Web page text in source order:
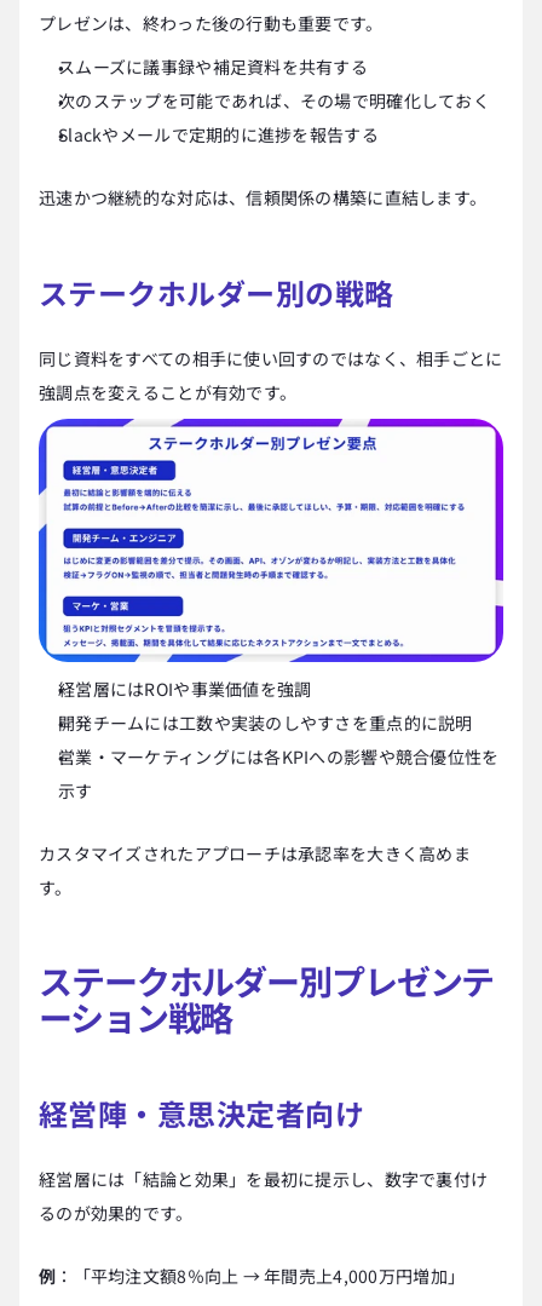
プレゼンは、終わった後の行動も重要です。
スムーズに議事録や補足資料を共有する
次のステップを可能であれば、その場で明確化しておく
Slackやメールで定期的に進捗を報告する
迅速かつ継続的な対応は、信頼関係の構築に直結します。
ステークホルダー別の戦略
同じ資料をすべての相手に使い回すのではなく、相手ごとに
強調点を変えることが有効です。
経営層にはROIや事業価値を強調
開発チームには工数や実装のしやすさを重点的に説明
営業・マーケティングには各KPIへの影響や競合優位性を
示す
カスタマイズされたアプローチは承認率を大きく高めま
す。
ステークホルダー別プレゼンテ
ーション戦略
経営陣・意思決定者向け
経営層には「結論と効果」を最初に提示し、数字で裏付け
るのが効果的です。
例 ：「平均注文額8％向上 → 年間売上4,000万円増加」